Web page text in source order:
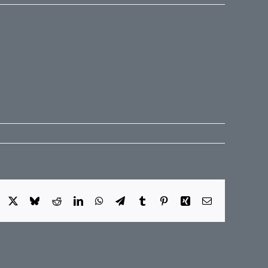
Facebook BlueskyRedditLinkedInWhatsApp
TelegramTumblr PinterestXing E-